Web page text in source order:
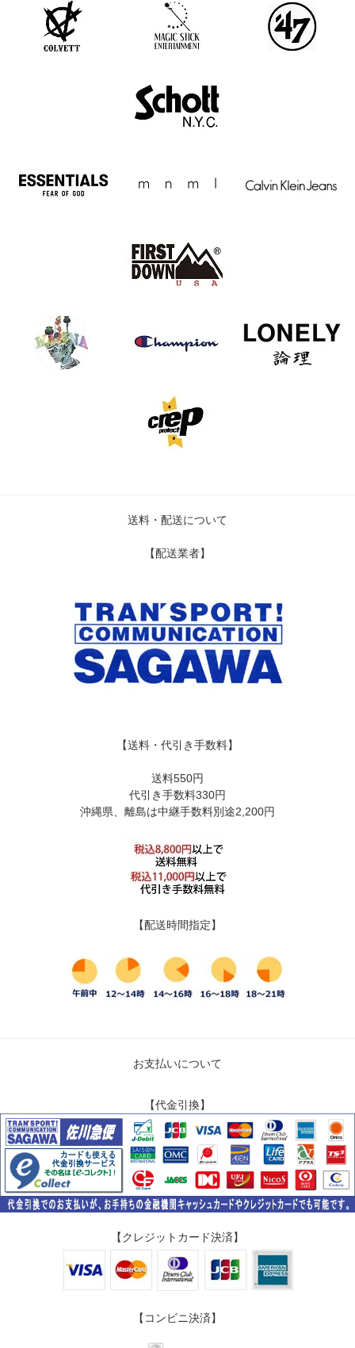
送料・配送について
【配送業者】
【送料・代引き手数料】
送料550円
代引き手数料330円
沖縄県、離島は中継手数料別途2,200円
【配送時間指定】
お支払いについて
【代金引換】
【クレジットカード決済】
【コンビニ決済】